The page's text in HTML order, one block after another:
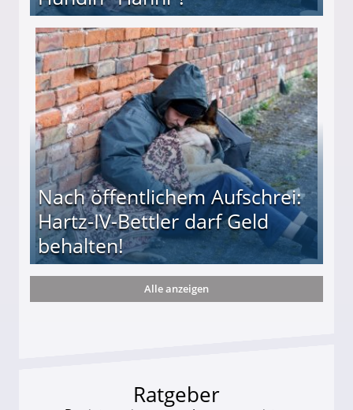
entführten seine Hündin "Hanni"!
Nach öffentlichem Aufschrei:
Hartz-IV-Bettler darf Geld
behalten!
darf Geld behalten!
Alle anzeigen
Ratgeber